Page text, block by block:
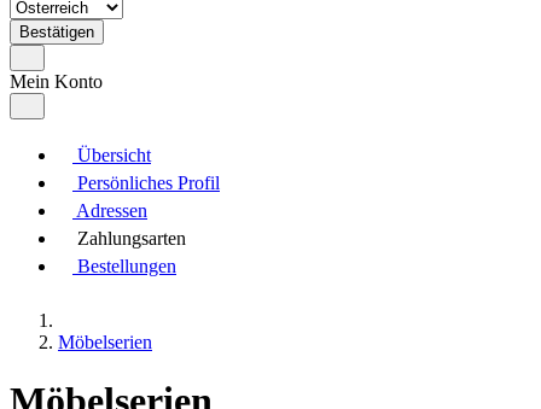
Bestätigen
Mein Konto
Übersicht
Persönliches Profil
Adressen
Zahlungsarten
Bestellungen
Möbelserien